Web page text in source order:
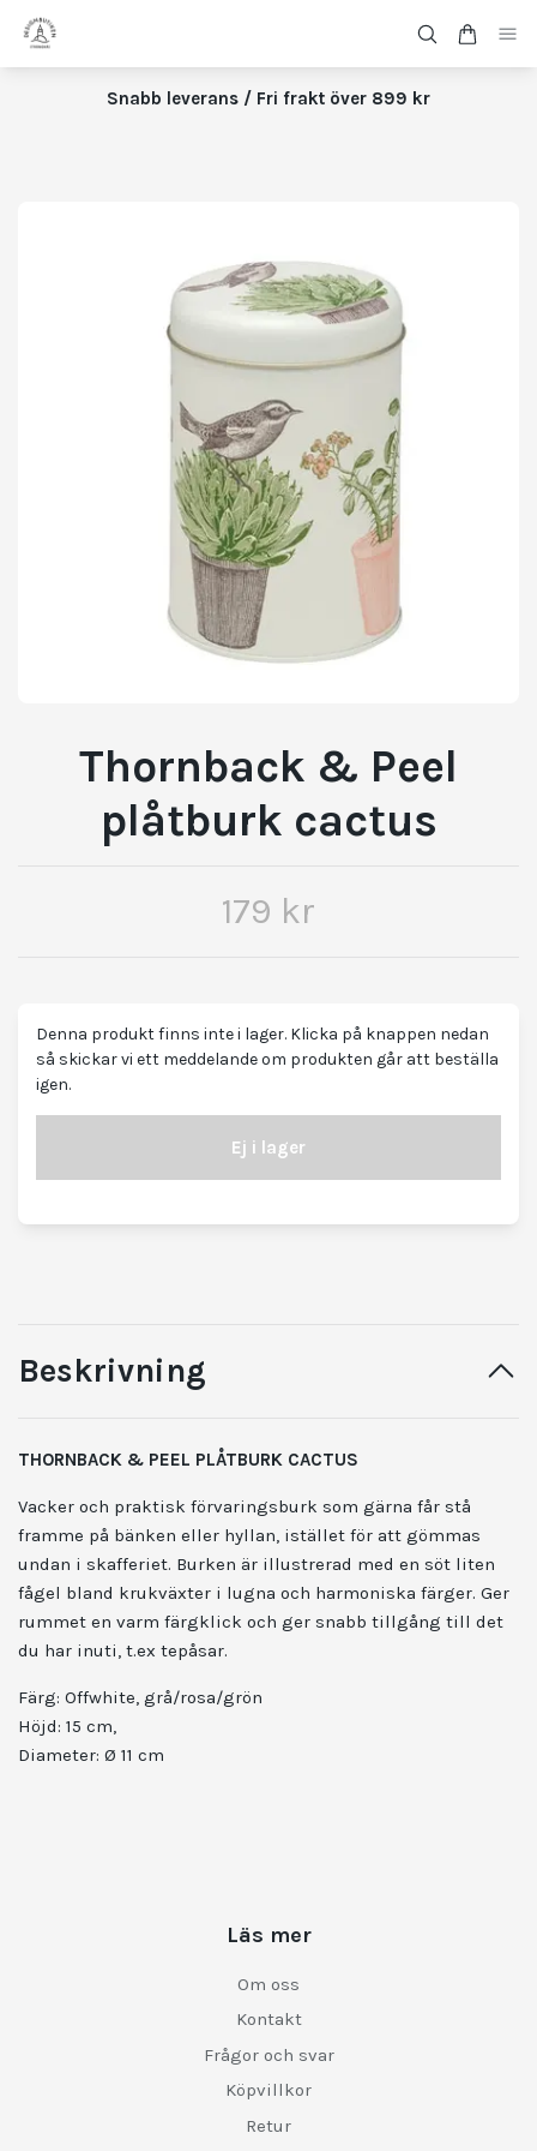
Snabb leverans / Fri frakt över 899 kr
Thornback & Peel
plåtburk cactus
179 kr
Denna produkt finns inte i lager. Klicka på knappen nedan
så skickar vi ett meddelande om produkten går att beställa
igen.
Ej i lager
Beskrivning
THORNBACK & PEEL PLÅTBURK CACTUS
Vacker och praktisk förvaringsburk som gärna får stå
framme på bänken eller hyllan, istället för att gömmas
undan i skafferiet. Burken är illustrerad med en söt liten
fågel bland krukväxter i lugna och harmoniska färger. Ger
rummet en varm färgklick och ger snabb tillgång till det
du har inuti, t.ex tepåsar.
Färg: Offwhite, grå/rosa/grön
Höjd: 15 cm,
Diameter: Ø 11 cm
Läs mer
Om oss
Kontakt
Frågor och svar
Köpvillkor
Retur